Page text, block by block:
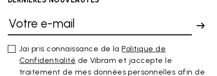
Jai pris connaissance de laPolitique de
Confidentialité de Vibram et jaccepte le
traitement de mes données personnelles afin de